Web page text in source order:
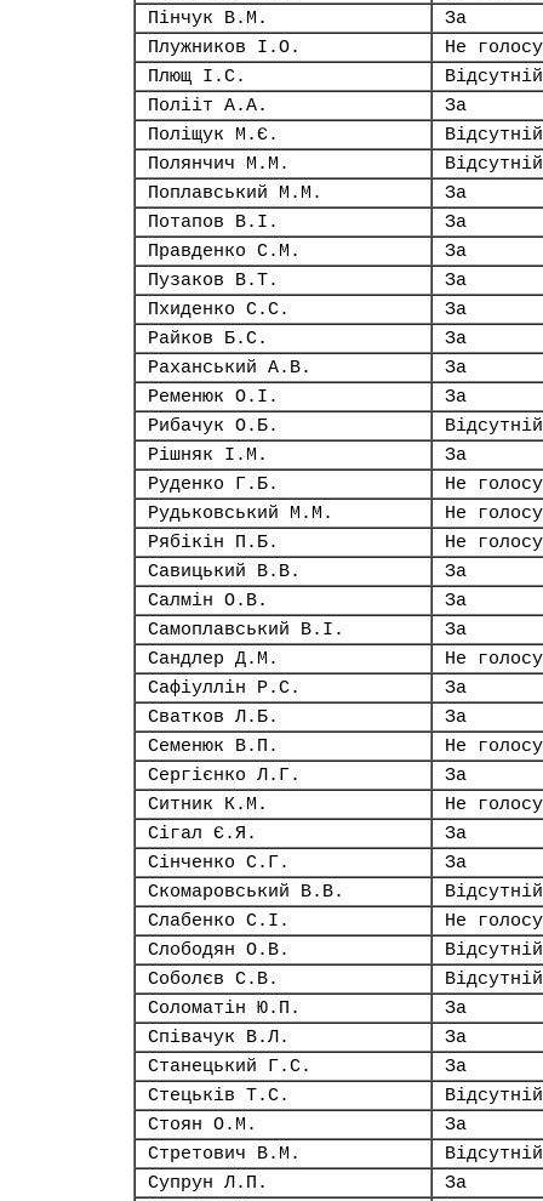
Пінчук В.М.
За
Плужников І.О.
Не
Плющ І.С.
Відсутній
Полііт А.А.
За
Поліщук М.Є.
Відсутній
Полянчич М.М.
Відсутній
Поплавський М.М.
За
Потапов В.І.
За
Правденко С.М.
За
Пузаков В.Т.
За
Пхиденко С.С.
За
Райков Б.С.
За
Раханський А.В.
За
Ременюк О.І.
За
Рибачук О.Б.
Відсутній
Рішняк І.М.
За
Руденко Г.Б.
Не
Рудьковський М.М.
Не
Рябікін П.Б.
Не
Савицький В.В.
За
Салмін О.В.
За
Самоплавський В.І.
За
Сандлер Д.М.
Не
Сафіуллін Р.С.
За
Сватков Л.Б.
За
Семенюк В.П.
Не
Сергієнко Л.Г.
За
Ситник К.М.
Не
Сігал Є.Я.
За
Сінченко С.Г.
За
Скомаровський В.В.
Відсутній
Слабенко С.І.
Не
Слободян О.В.
Відсутній
Соболєв С.В.
Відсутній
Соломатін Ю.П.
За
Співачук В.Л.
За
Станецький Г.С.
За
Стецьків Т.С.
Відсутній
Стоян О.М.
За
Стретович В.М.
Відсутній
Супрун Л.П.
За